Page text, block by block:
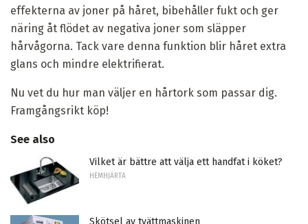
effekterna av joner på håret, bibehåller fukt och ger
näring åt flödet av negativa joner som släpper
hårvågorna. Tack vare denna funktion blir håret extra
glans och mindre elektrifierat.
Nu vet du hur man väljer en hårtork som passar dig.
Framgångsrikt köp!
See also
Vilket är bättre att välja ett handfat i köket?
HEMHJÄRTA
Skötsel av tvättmaskinen